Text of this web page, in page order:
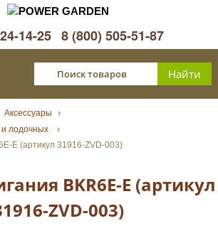
14-25 8 (800) 505-51-87
Аксессуары
лодочных моторов
E (артикул 31916-ZVD-003)
BKR6E-E (артикул
ZVD-003)